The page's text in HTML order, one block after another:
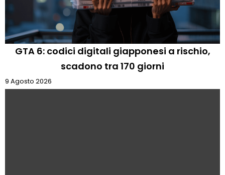
GTA 6: codici digitali giapponesi a rischio,
scadono tra 170 giorni
9 Agosto 2026